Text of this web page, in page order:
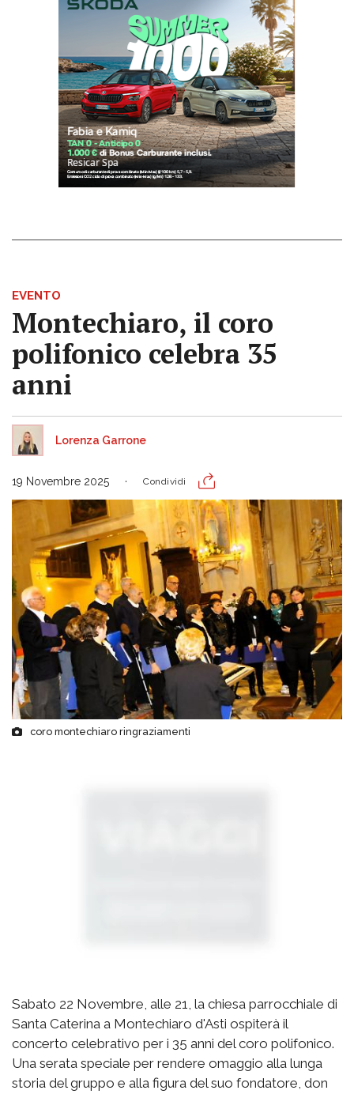
EVENTO
Montechiaro, il coro
polifonico celebra 35
anni
Lorenza Garrone
19 Novembre 2025 Condividi
coro montechiaro ringraziamenti
Sabato 22 Novembre, alle 21, la chiesa parrocchiale di
Santa Caterina a Montechiaro d'Asti ospiterà il
concerto celebrativo per i 35 anni del coro polifonico.
Una serata speciale per rendere omaggio alla lunga
storia del gruppo e alla figura del suo fondatore, don